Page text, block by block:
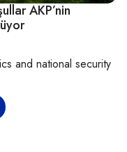
AKP’nin
and national security